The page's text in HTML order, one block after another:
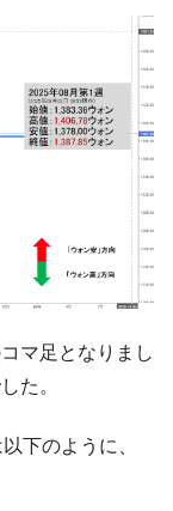
落で200兆蒸
を通報しようキ
久性「なさす
ズブズブ沈む。
人をターゲット
衆国企業に対
』2026年2Qの
マ足となりまし
た。
下のように、